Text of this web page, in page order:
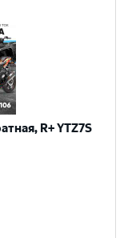
R+ YTZ7S